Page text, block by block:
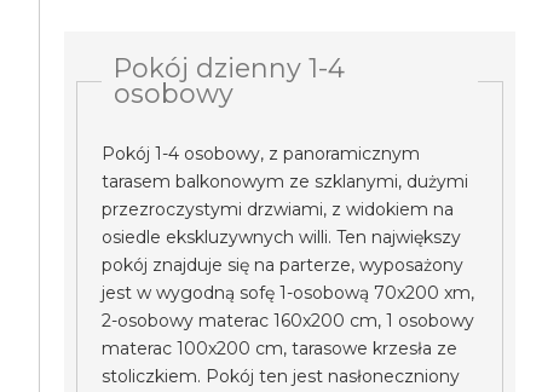
Pokój dzienny 1-4
osobowy
Pokój 1-4 osobowy, z panoramicznym
tarasem balkonowym ze szklanymi, dużymi
przezroczystymi drzwiami, z widokiem na
osiedle ekskluzywnych willi. Ten największy
pokój znajduje się na parterze, wyposażony
jest w wygodną sofę 1-osobową 70x200 xm,
2-osobowy materac 160x200 cm, 1 osobowy
materac 100x200 cm, tarasowe krzesła ze
stoliczkiem. Pokój ten jest nasłoneczniony